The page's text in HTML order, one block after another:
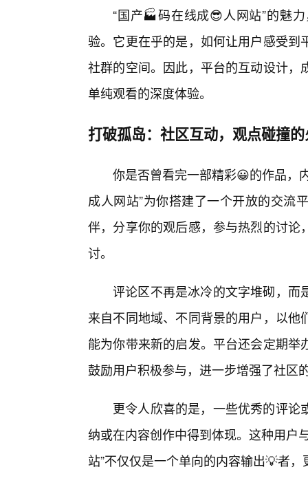
“国产🏭码在线成😎人网站”的魅
验。它更在乎的是，如何让用户感受
社群的空间。因此，平台的互动设计
单纯观看的深度体验。
打破孤岛：社区互动，观点碰撞
你是否曾看完一部精彩😀的作品，
成人网站”为你搭建了一个开放的交流
伴，分享你的观后感，参与热烈的讨
讨。
评论区不再是冰冷的文字堆砌，而
来自不同地域、不同背景的用户，以
能为你带来新的启发。平台还会定期
鼓励用户积极参与，进一步增强了社区
更令人欣喜的是，一些优秀的评
纳或在内容创作中得到体现。这种用户
站”不仅仅是一个单向的内容输出💡者